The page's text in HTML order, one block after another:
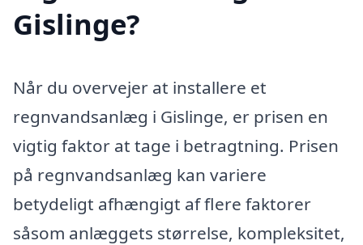
Gislinge?
Når du overvejer at installere et
regnvandsanlæg i Gislinge, er prisen en
vigtig faktor at tage i betragtning. Prisen
på regnvandsanlæg kan variere
betydeligt afhængigt af flere faktorer
såsom anlæggets størrelse, kompleksitet,